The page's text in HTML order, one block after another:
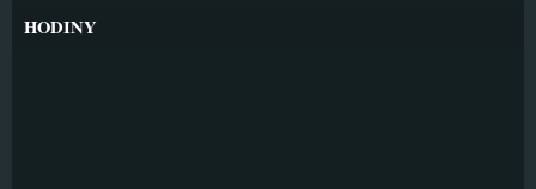
HODINY